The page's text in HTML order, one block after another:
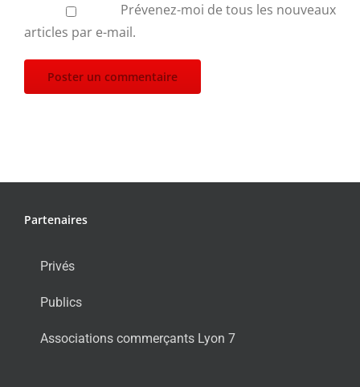
Prévenez-moi de tous les nouveaux
articles par e-mail.
Partenaires
Privés
Publics
Associations commerçants Lyon 7